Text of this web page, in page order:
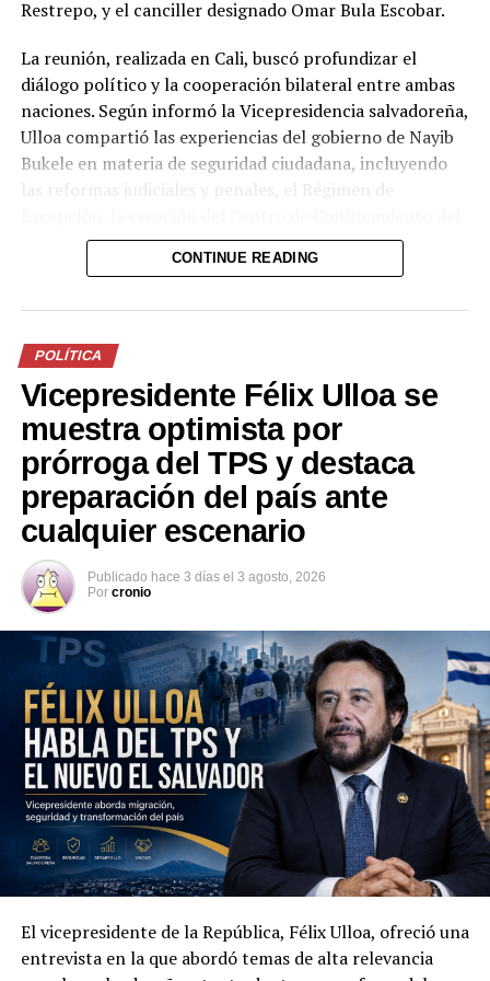
Vicepresidente Ulloa: «El Trifinio es un punto de
referencia que atrae la atención internacional»
Restrepo, y el canciller designado Omar Bula Escobar.
La reunión, realizada en Cali, buscó profundizar el
diálogo político y la cooperación bilateral entre ambas
naciones. Según informó la Vicepresidencia salvadoreña,
Ulloa compartió las experiencias del gobierno de Nayib
Bukele en materia de seguridad ciudadana, incluyendo
las reformas judiciales y penales, el Régimen de
Terrorismo (CECOT), el Plan Cero Ocio y otras medidas
que han permitido recuperar la paz y posicionar a El
Por el lado colombiano, Restrepo destacó el intercambio
sobre estrategias contra la extorsión y las reformas al
sistema penal y penitenciario. “Conocimos de cerca la
experiencia salvadoreña frente a la extorsión […] un
aprendizaje valioso para fortalecer nuestra propia
estrategia de seguridad ciudadana”, escribió el
vicepresidente electo en su cuenta de X.
Además de la seguridad, las autoridades abordaron la
cooperación económica, comercial y tecnológica. Ambas
CONTINUE READING
POLÍTICA
Vicepresidente Félix Ulloa se
muestra optimista por
prórroga del TPS y destaca
preparación del país ante
cualquier escenario
Publicado hace 3 días el 3 agosto, 2026
Por cronio
El vicepresidente de la República, Félix Ulloa, ofreció una
entrevista en la que abordó temas de alta relevancia